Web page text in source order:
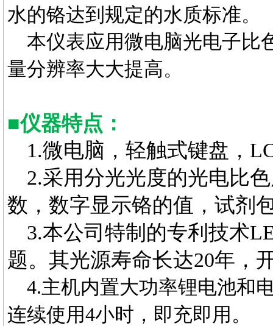
水的铬达到规定的水质标准。
本仪表应用微电脑光电子比
量分辨率大大提高。
■仪器特点：
1.微电脑，轻触式键盘，
2.采用分光光度的光电比
数，数字显示铬的值，试剂
3.本公司特制的专利技术
题。其光源寿命长达20年，
4.主机内置大功率锂电池和
连续使用4小时，即充即用。